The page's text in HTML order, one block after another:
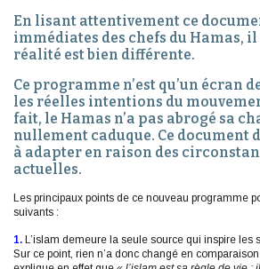
En lisant attentivement ce
immédiates des chefs du Hamas,
réalité est bien différente.
Ce programme n’est qu’un écran
les réelles intentions du
fait, le Hamas n’a pas abrogé sa
nullement caduque. Ce document
à adapter en raison des
actuelles.
Les principaux points de ce nouveau programme
suivants :
1. L’islam demeure la seule source qui inspire les
Sur ce point, rien n’a donc changé en